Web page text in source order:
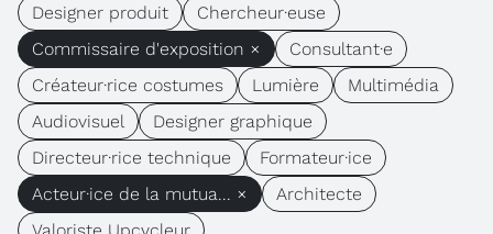
Designer produit
Chercheur·euse
Commissaire d'exposition ×
Consultant·e
Créateur·rice costumes
Lumière
Multimédia
Audiovisuel
Designer graphique
Directeur·rice technique
Formateur·ice
Acteur·ice de la mutua... ×
Architecte
Valoriste Upcycleur